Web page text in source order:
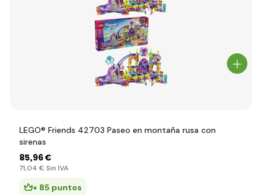
LEGO® Friends 42703 Paseo en montaña rusa con
sirenas
85,96 €
71,04 € Sin IVA
+ 85 puntos